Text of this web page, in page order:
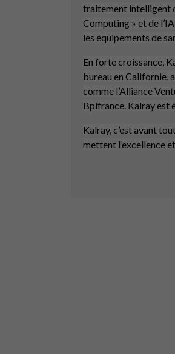
traitement intelligent
Computing » et de
les équipements de
En forte croissance,
bureau en Californie,
comme l’Alliance
Bpifrance. Kalray est
Kalray, c’est avant
mettent l’excellence